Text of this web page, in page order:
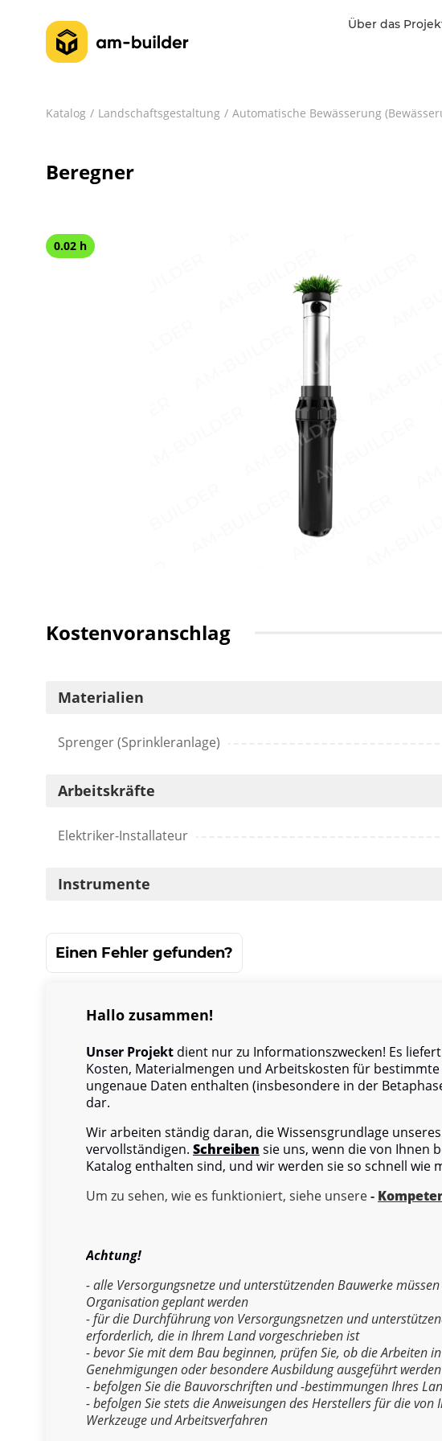
Über das
Katalog Landschaftsgestaltung Automatische Bewässerung
Beregner
0.02 h
Kostenvoranschlag
Materialien
Sprenger (Sprinkleranlage)
Arbeitskräfte
Elektriker-Installateur
Instrumente
Einen Fehler gefunden?
Hallo zusammen!
Unser Projekt dient nur zu Informationszwecken! Es
Kosten, Materialmengen und Arbeitskosten für
ungenaue Daten enthalten (insbesondere in der
dar.
Wir arbeiten ständig daran, die Wissensgrundlage
vervollständigen. Schreiben sie uns, wenn die von Ihnen
Katalog enthalten sind, und wir werden sie so schnell wie
Um zu sehen, wie es funktioniert, siehe unsere-
Achtung!
- alle Versorgungsnetze und unterstützenden Bauwerke
Organisation geplant werden
- für die Durchführung von Versorgungsnetzen und
erforderlich, die in Ihrem Land vorgeschrieben ist
- bevor Sie mit dem Bau beginnen, prüfen Sie, ob die Arbeiten
Genehmigungen oder besondere Ausbildung ausgeführt
- befolgen Sie die Bauvorschriften und -bestimmungen Ihres
- befolgen Sie stets die Anweisungen des Herstellers für die
Werkzeuge und Arbeitsverfahren